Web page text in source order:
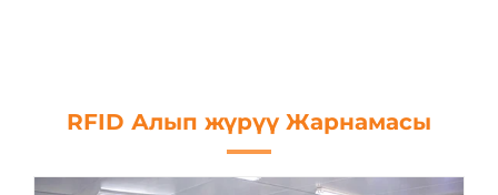
RFID Алып жүрүү Жарнамасы